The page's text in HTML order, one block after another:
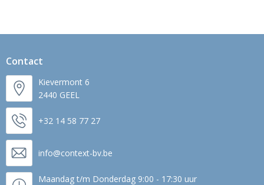
Contact
Kievermont 6
2440 GEEL
+32 14 58 77 27
info@context-bv.be
Maandag t/m Donderdag 9:00 - 17:30 uur